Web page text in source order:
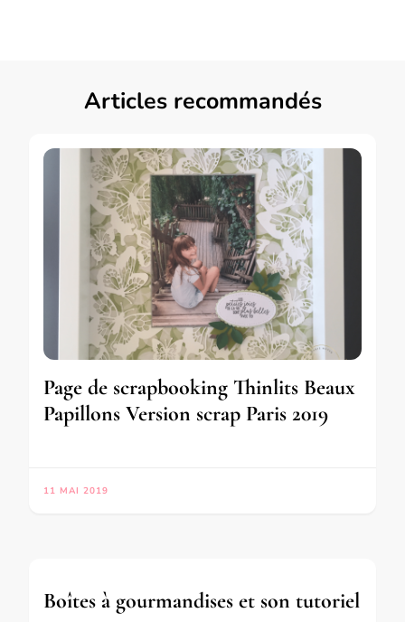
Articles recommandés
Page de scrapbooking Thinlits Beaux
Papillons Version scrap Paris 2019
11 MAI 2019
Boîtes à gourmandises et son tutoriel